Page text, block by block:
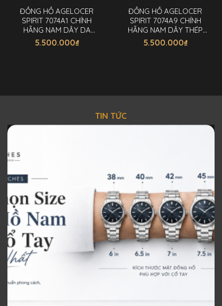
ĐỒNG HỒ AGELOCER
SPIRIT 7074A1 CHÍNH
HÃNG NAM DÂY DA
40MM
5.500.000₫
ĐỒNG HỒ AGELOCER
SPIRIT 7074A9 CHÍNH
HÃNG NAM DÂY THÉP
40MM
5.500.000₫
TIN TỨC